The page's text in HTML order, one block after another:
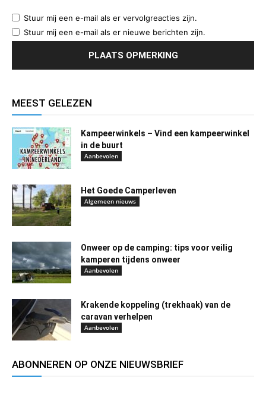
Stuur mij een e-mail als er vervolgreacties zijn.
Stuur mij een e-mail als er nieuwe berichten zijn.
MEEST GELEZEN
Kampeerwinkels – Vind een kampeerwinkel
in de buurt
Aanbevolen
Het Goede Camperleven
Algemeen nieuws
Onweer op de camping: tips voor veilig
kamperen tijdens onweer
Aanbevolen
Krakende koppeling (trekhaak) van de
caravan verhelpen
Aanbevolen
ABONNEREN OP ONZE NIEUWSBRIEF